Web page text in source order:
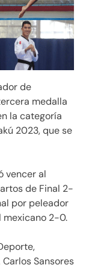
de
medalla
la categoría
2023, que se
vencer al
de Final 2-
por peleador
mexicano 2-0.
Sansores